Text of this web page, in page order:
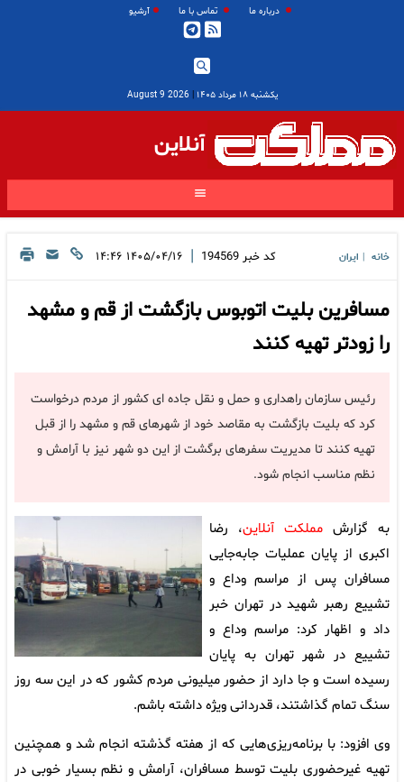
درباره ما تماس با ما آرشیو
یکشنبه ۱۸ مرداد ۱۴۰۵ |
2026 August 9
آنلاین
خانه ایران کد خبر 194569
| ۱۴۰۵/۰۴/۱۶ ۱۴:۴۶
مسافرین بلیت اتوبوس بازگشت از قم و مشهد
را زودتر تهیه کنند
رئیس سازمان راهداری و حمل و نقل جاده ای کشور از مردم درخواست
کرد که بلیت بازگشت به مقاصد خود از شهرهای قم و مشهد را از قبل
تهیه کنند تا مدیریت سفرهای برگشت از این دو شهر نیز با آرامش و
نظم مناسب انجام شود.
به گزارش مملکت آنلاین، رضا
اکبری از پایان عملیات جابه‌جایی
مسافران پس از مراسم وداع و
تشییع رهبر شهید در تهران خبر
داد و اظهار کرد: مراسم وداع و
تشییع در شهر تهران به پایان
رسیده است و جا دارد از حضور میلیونی مردم کشور که در این سه روز
سنگ تمام گذاشتند، قدردانی ویژه داشته باشم.
وی افزود: با برنامه‌ریزی‌هایی که از هفته گذشته انجام شد و همچنین
تهیه غیرحضوری بلیت توسط مسافران، آرامش و نظم بسیار خوبی در